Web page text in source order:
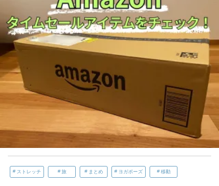
ストレッチ 旅 まとめ ヨガポーズ 移動